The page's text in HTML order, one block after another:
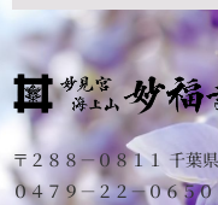
〒２８８－０８１１ 千葉
０４７９－２２－０６５０